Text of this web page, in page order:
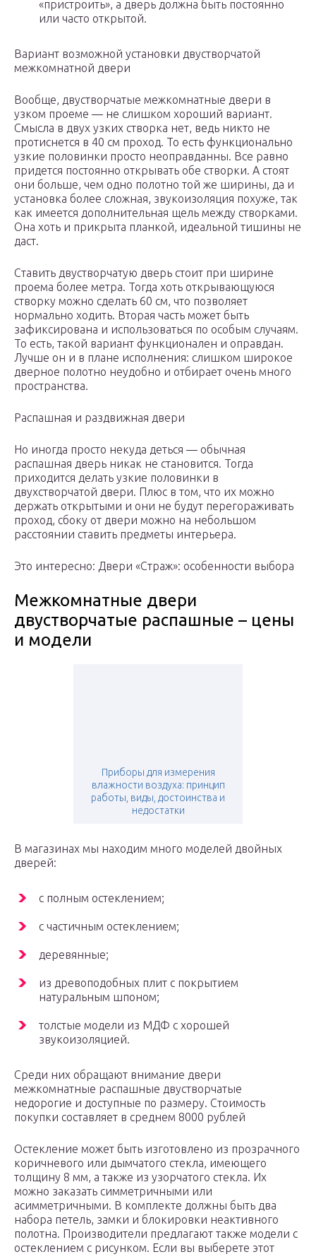
«пристроить», а дверь должна быть постоянно
или часто открытой.
Вариант возможной установки двустворчатой
межкомнатной двери
Вообще, двустворчатые межкомнатные двери в
узком проеме — не слишком хороший вариант.
Смысла в двух узких створка нет, ведь никто не
протиснется в 40 см проход. То есть функционально
узкие половинки просто неоправданны. Все равно
придется постоянно открывать обе створки. А стоят
они больше, чем одно полотно той же ширины, да и
установка более сложная, звукоизоляция похуже, так
как имеется дополнительная щель между створками.
Она хоть и прикрыта планкой, идеальной тишины не
даст.
Ставить двустворчатую дверь стоит при ширине
проема более метра. Тогда хоть открывающуюся
створку можно сделать 60 см, что позволяет
нормально ходить. Вторая часть может быть
зафиксирована и использоваться по особым случаям.
То есть, такой вариант функционален и оправдан.
Лучше он и в плане исполнения: слишком широкое
дверное полотно неудобно и отбирает очень много
пространства.
Распашная и раздвижная двери
Но иногда просто некуда деться — обычная
распашная дверь никак не становится. Тогда
приходится делать узкие половинки в
двухстворчатой двери. Плюс в том, что их можно
держать открытыми и они не будут перегораживать
проход, сбоку от двери можно на небольшом
расстоянии ставить предметы интерьера.
Это интересно: Двери «Страж»: особенности выбора
Межкомнатные двери
двустворчатые распашные – цены
и модели
Приборы для измерения
влажности воздуха: принцип
работы, виды, достоинства и
недостатки
В магазинах мы находим много моделей двойных
дверей:
с полным остеклением;
с частичным остеклением;
деревянные;
из древоподобных плит с покрытием
натуральным шпоном;
толстые модели из МДФ с хорошей
звукоизоляцией.
Среди них обращают внимание двери
межкомнатные распашные двустворчатые
недорогие и доступные по размеру. Стоимость
покупки составляет в среднем 8000 рублей
Остекление может быть изготовлено из прозрачного
коричневого или дымчатого стекла, имеющего
толщину 8 мм, а также из узорчатого стекла. Их
можно заказать симметричными или
асимметричными. В комплекте должны быть два
набора петель, замки и блокировки неактивного
полотна. Производители предлагают также модели с
остеклением с рисунком. Если вы выберете этот